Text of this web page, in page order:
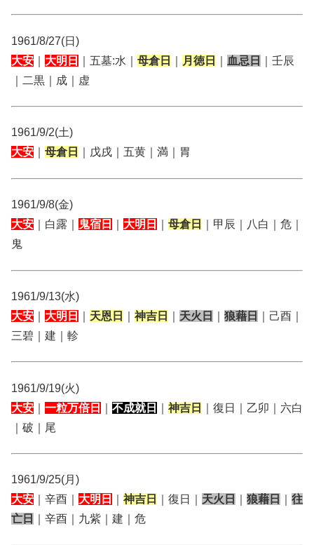
1961/8/27(日)
大安
大明日 ｜五墓:水｜ 母倉日 月徳日 血忌日
｜壬辰
｜二黒｜成｜虚
1961/9/2(土)
大安
母倉日 ｜戊戌｜五黄｜満｜胃
1961/9/8(金)
大安 ｜白露｜ 鬼宿日 大明日 母倉日
｜甲辰｜八白｜危｜
鬼
1961/9/13(水)
大安
大明日 天恩日 神吉日 天火日 狼藉日
｜己酉｜
三碧｜建｜軫
1961/9/19(火)
大安
一粒万倍日 不成就日 神吉日
｜復日｜乙卯｜六白
｜破｜尾
1961/9/25(月)
大安 ｜辛酉｜ 大明日 神吉日 ｜復日｜ 天火日 狼藉日
往
亡日
｜辛酉｜九紫｜建｜危